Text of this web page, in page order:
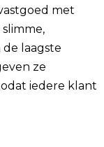
met
laagste
ze
iedere klant